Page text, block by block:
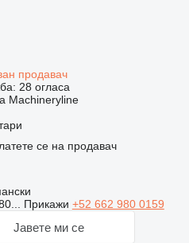
продавач
28 огласа
Machineryline
се на продавач
Прикажи +52 662 980 0159
Јавете ми се